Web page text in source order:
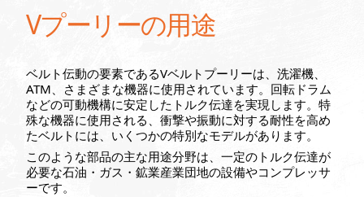
Vプーリーの用途
ベルト伝動の要素であるVベルトプーリーは、洗濯機、
ATM、さまざまな機器に使用されています。回転ドラム
などの可動機構に安定したトルク伝達を実現します。特
殊な機器に使用される、衝撃や振動に対する耐性を高め
たベルトには、いくつかの特別なモデルがあります。
このような部品の主な用途分野は、一定のトルク伝達が
必要な石油・ガス・鉱業産業団地の設備やコンプレッサ
ーです。